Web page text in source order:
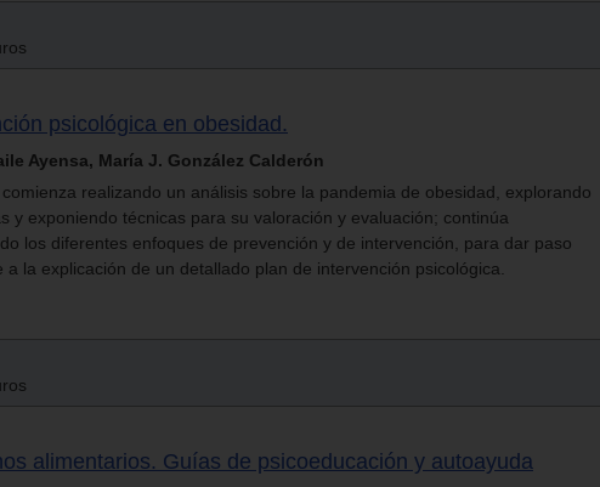
psicológica en obesidad.
Ayensa, María J. González Calderón
realizando un análisis sobre la pandemia de obesidad, explorando
y exponiendo técnicas para su valoración y evaluación; continúa
los diferentes enfoques de prevención y de intervención, para dar paso
a la explicación de un detallado plan de intervención psicológica.
alimentarios. Guías de psicoeducación y autoayuda